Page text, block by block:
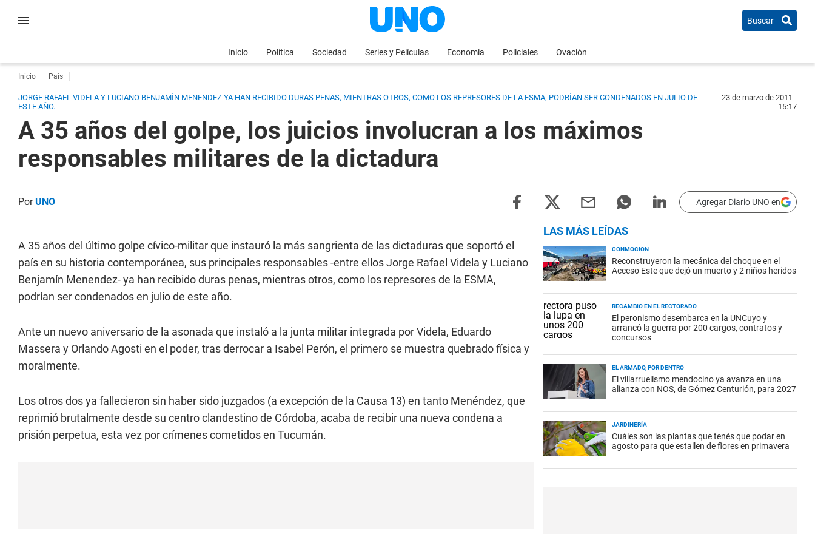
Buscar
Inicio Política Sociedad Series y Películas Economia Policiales Ovación
Inicio País
JORGE RAFAEL VIDELA Y LUCIANO BENJAMÍN MENENDEZ YA HAN RECIBIDO DURAS PENAS, MIENTRAS OTROS, COMO LOS REPRESORES DE LA ESMA, PODRÍAN SER CONDENADOS EN JULIO DE
ESTE AÑO.
23 de marzo de 2011 -
15:17
A 35 años del golpe, los juicios involucran a los máximos
responsables militares de la dictadura
PorUNO Agregar Diario UNO en
A 35 años del último golpe cívico-militar que instauró la más sangrienta de las dictaduras que soportó el
país en su historia contemporánea, sus principales responsables -entre ellos Jorge Rafael Videla y Luciano
Benjamín Menendez- ya han recibido duras penas, mientras otros, como los represores de la ESMA,
podrían ser condenados en julio de este año.
Ante un nuevo aniversario de la asonada que instaló a la junta militar integrada por Videla, Eduardo
Massera y Orlando Agosti en el poder, tras derrocar a Isabel Perón, el primero se muestra quebrado física y
moralmente.
Los otros dos ya fallecieron sin haber sido juzgados (a excepción de la Causa 13) en tanto Menéndez, que
reprimió brutalmente desde su centro clandestino de Córdoba, acaba de recibir una nueva condena a
prisión perpetua, esta vez por crímenes cometidos en Tucumán.
LAS MÁS LEÍDAS
CONMOCIÓN
Reconstruyeron la mecánica del choque en el
Acceso Este que dejó un muerto y 2 niños heridos
RECAMBIO EN EL RECTORADO
El peronismo desembarca en la UNCuyo y
arrancó la guerra por 200 cargos, contratos y
concursos
EL ARMADO, POR DENTRO
El villarruelismo mendocino ya avanza en una
alianza con NOS, de Gómez Centurión, para 2027
JARDINERÍA
Cuáles son las plantas que tenés que podar en
agosto para que estallen de flores en primavera